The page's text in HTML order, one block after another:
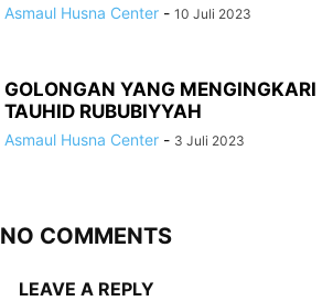
Asmaul Husna Center - 10 Juli 2023
GOLONGAN YANG MENGINGKARI
TAUHID RUBUBIYYAH
Asmaul Husna Center - 3 Juli 2023
NO COMMENTS
LEAVE A REPLY